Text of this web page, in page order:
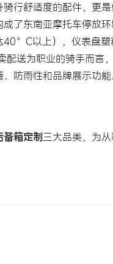
骑行舒适度的配件，更
了东南亚摩托车停放
以上），仪表盘
送为职业的骑手而言
防雨性和品牌展示功能
备箱定制 三大品类，为